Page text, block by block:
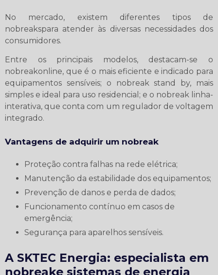
No mercado, existem diferentes tipos de
nobreakspara atender às diversas necessidades dos
consumidores.
Entre os principais modelos, destacam-se o
nobreakonline, que é o mais eficiente e indicado para
equipamentos sensíveis; o nobreak stand by, mais
simples e ideal para uso residencial; e o nobreak linha-
interativa, que conta com um regulador de voltagem
integrado.
Vantagens de adquirir um nobreak
Proteção contra falhas na rede elétrica;
Manutenção da estabilidade dos equipamentos;
Prevenção de danos e perda de dados;
Funcionamento contínuo em casos de
emergência;
Segurança para aparelhos sensíveis.
A SKTEC Energia: especialista em
nobreake sistemas de energia